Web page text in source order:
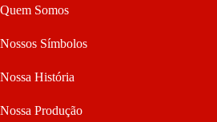
Quem Somos
Nossos Símbolos
Nossa História
Nossa Produção